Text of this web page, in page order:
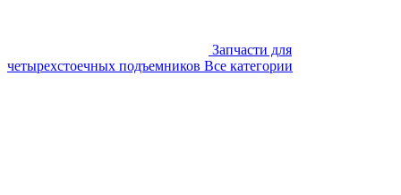
Запчасти для
четырехстоечных подъемников Все категории